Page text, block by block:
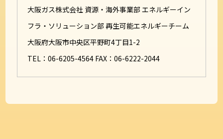
大阪ガス株式会社 資源・海外事業部 エネルギーイン
フラ・ソリューション部 再生可能エネルギーチーム
大阪府大阪市中央区平野町4丁目1-2
TEL：06-6205-4564 FAX：06-6222-2044